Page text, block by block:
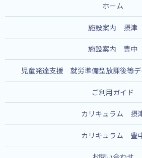
ホーム
施設案内 摂津
施設案内 豊中
児童発達支援 就労準備型放課後等デ
ご利用ガイド
カリキュラム 摂
カリキュラム 豊